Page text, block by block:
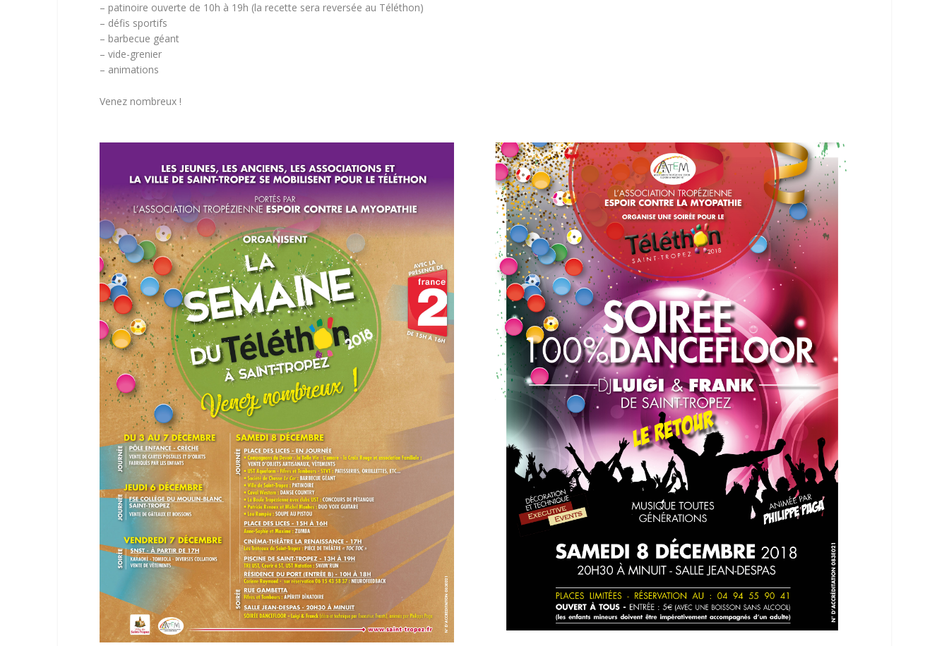
– patinoire ouverte de 10h à 19h (la recette sera reversée au Téléthon)
– défis sportifs
– barbecue géant
– vide-grenier
– animations
Venez nombreux !